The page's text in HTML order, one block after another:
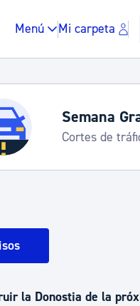
Menú Mi carpeta
Espacio público,
Semana
Cortes de
la Donostia de la